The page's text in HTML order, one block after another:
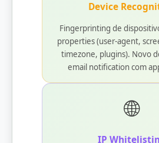
Device
Fingerprinting de
properties (user-agent,
timezone, plugins). Novo
email notification com
🌐
IP